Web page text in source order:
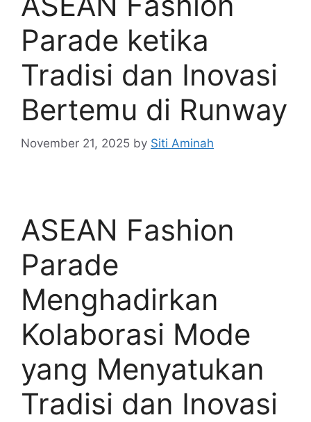
Parade ketika
Tradisi dan Inovasi
Bertemu di Runway
November 21, 2025 by Siti Aminah
ASEAN Fashion
Parade
Menghadirkan
Kolaborasi Mode
yang Menyatukan
Tradisi dan Inovasi